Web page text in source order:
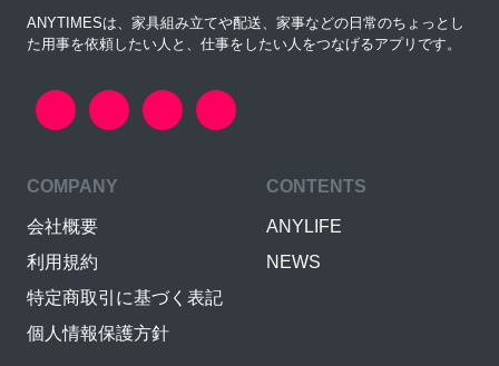
ANYTIMESは、家具組み立てや配送、家事などの日常のちょっとし
た用事を依頼したい人と、仕事をしたい人をつなげるアプリです。
COMPANY
会社概要
利用規約
特定商取引に基づく表記
個人情報保護方針
CONTENTS
ANYLIFE
NEWS